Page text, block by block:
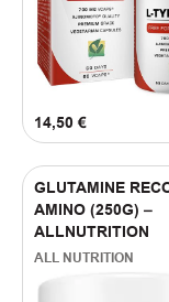
Σοκολάτα
Χωρίς Γεύση (1)
— €
14,50 €
GLUTAMINE
AMINO (250G) –
ALLNUTRITION
ALL NUTRITION